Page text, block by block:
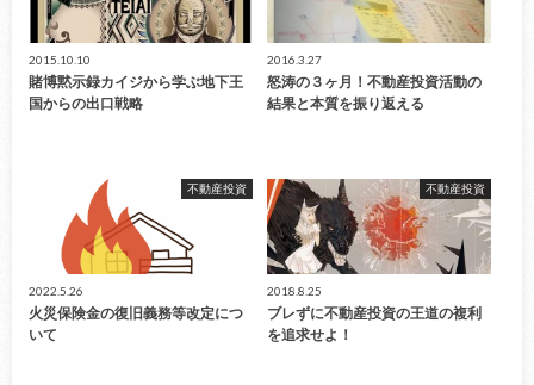
2015.10.10
賭博黙示録カイジから学ぶ地下王
国からの出口戦略
2016.3.27
怒涛の３ヶ月！不動産投資活動の
結果と本質を振り返える
不動産投資
2022.5.26
火災保険金の復旧義務等改定につ
いて
不動産投資
2018.8.25
ブレずに不動産投資の王道の複利
を追求せよ！